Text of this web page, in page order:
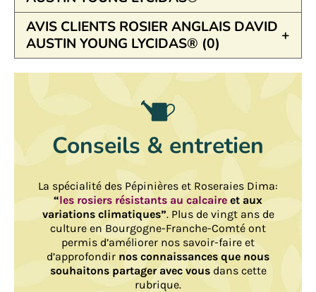
AVIS CLIENTS ROSIER ANGLAIS DAVID
AUSTIN YOUNG LYCIDAS® (0)
Conseils & entretien
La spécialité des Pépinières et Roseraies Dima:
“les rosiers résistants au calcaire et aux
variations climatiques”. Plus de vingt ans de
culture en Bourgogne-Franche-Comté ont
permis d’améliorer nos savoir-faire et
d’approfondir nos connaissances que nous
souhaitons partager avec vousdans cette
rubrique.